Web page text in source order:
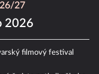
27
2026
filmový festival